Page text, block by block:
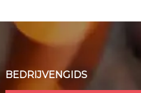
BEDRIJVENGIDS